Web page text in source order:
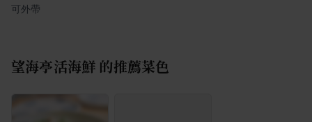
可外帶
望海亭活海鮮 的推薦菜色